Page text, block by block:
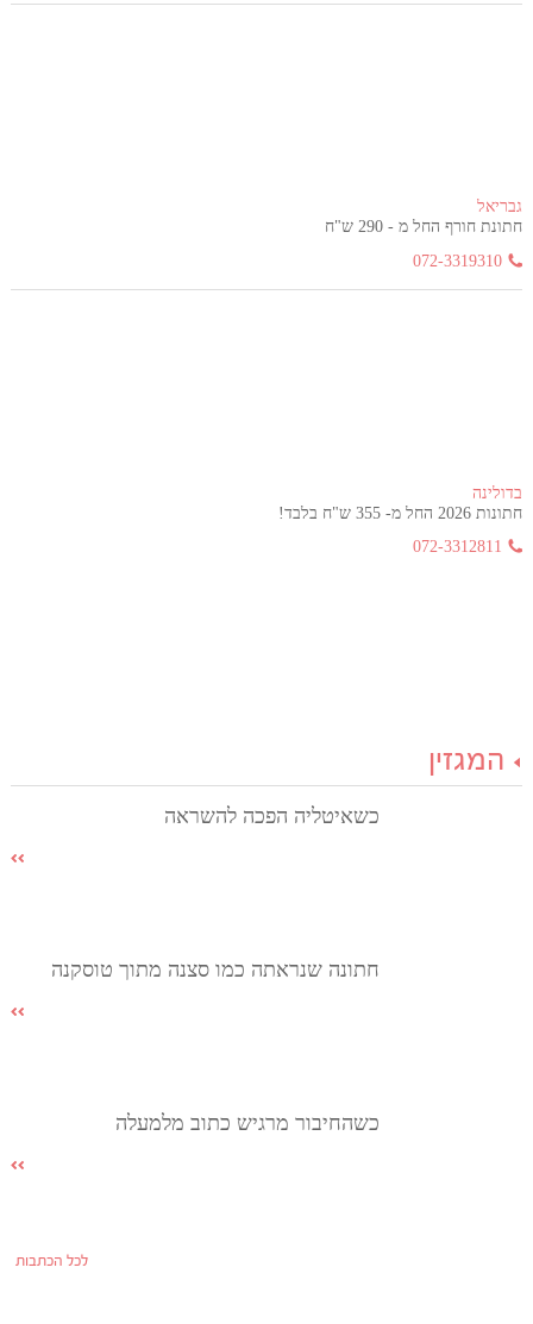
גבריאל
חתונת חורף החל מ - 290 ש"ח
072-3319310
בדולינה
חתונות 2026 החל מ- 355 ש"ח בלבד!
072-3312811
המגזין
כשאיטליה הפכה להשראה
חתונה שנראתה כמו סצנה מתוך טוסקנה
כשהחיבור מרגיש כתוב מלמעלה
לכל הכתבות